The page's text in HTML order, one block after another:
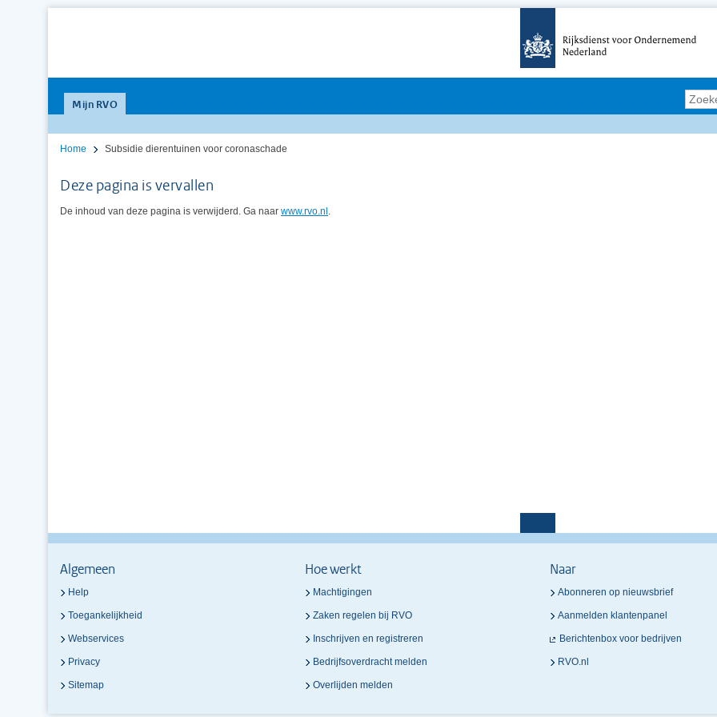
Mijn RVO
Home Subsidie dierentuinen voor coronaschade
Deze pagina is vervallen
De inhoud van deze pagina is verwijderd. Ga naar www.rvo.nl .
Algemeen
Help
Toegankelijkheid
Webservices
Privacy
Sitemap
Hoe werkt
Machtigingen
Zaken regelen bij RVO
Inschrijven en registreren
Bedrijfsoverdracht melden
Overlijden melden
Naar
Abonneren op nieuwsbrief
Aanmelden klantenpanel
Berichtenbox voor bedrijven
RVO.nl